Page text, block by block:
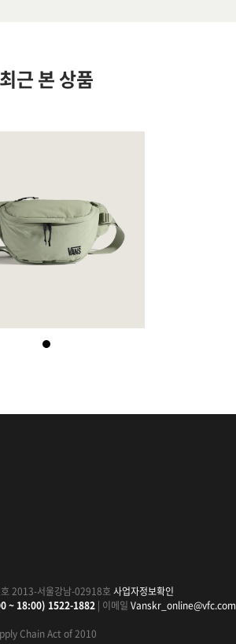
최근 본 상품
2013-서울강남-02918호 사업자정보확인
~ 18:00) 1522-1882 | 이메일 Vanskr_online@vfc.com
Chain Act of 2010